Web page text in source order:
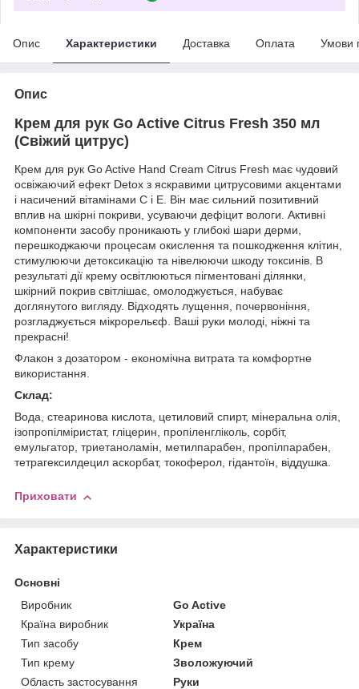
Опис Характеристики Доставка Оплата Умови
Опис
Крем для рук Go Active Citrus Fresh 350 мл
(Свіжий цитрус)
Крем для рук Go Active Hand Cream Citrus Fresh має чудовий
освіжаючий ефект Detox з яскравими цитрусовими акцентами
і насичений вітамінами С і Е. Він має сильний позитивний
вплив на шкірні покриви, усуваючи дефіцит вологи. Активні
компоненти засобу проникають у глибокі шари дерми,
перешкоджаючи процесам окислення та пошкодження клітин,
стимулюючи детоксикацію та нівелюючи шкоду токсинів. В
результаті дії крему освітлюються пігментовані ділянки,
шкірний покрив світлішає, омолоджується, набуває
доглянутого вигляду. Відходять лущення, почервоніння,
розгладжується мікрорельєф. Ваші руки молоді, ніжні та
прекрасні!
Флакон з дозатором - економічна витрата та комфортне
використання.
Склад:
Вода, стеаринова кислота, цетиловий спирт, мінеральна олія,
ізопропілміристат, гліцерин, пропіленгліколь, сорбіт,
емульгатор, триетаноламін, метилпарабен, пропілпарабен,
тетрагексилдецил аскорбат, токоферол, гідантоїн, віддушка.
Приховати
Характеристики
Основні
Виробник
Go Active
Країна виробник
Україна
Тип засобу
Крем
Тип крему
Зволожуючий
Область застосування
Руки